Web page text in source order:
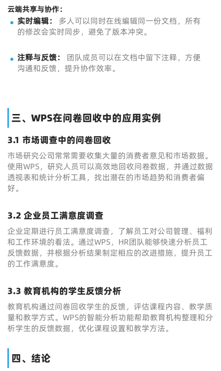
云端共享与协作：
实时编辑：
多人可以同时在线编辑同一份文档，所有
的修改会实时同步，避免了版本冲突。
注释与反馈：
团队成员可以在文档中留下注释，方便
沟通和反馈，提升协作效率。
三、WPS在问卷回收中的应用实例
3.1 市场调查中的问卷回收
市场研究公司常常需要收集大量的消费者意见和市场数据。
使用WPS，研究人员可以高效地回收问卷数据，并通过数据
透视表和统计分析工具，找出潜在的市场趋势和消费者偏
好。
3.2 企业员工满意度调查
企业定期进行员工满意度调查，了解员工对公司管理、福利
和工作环境的看法。通过WPS，HR团队能够快速分析员工
反馈数据，并根据分析结果制定相应的改进措施，提升员工
的工作满意度。
3.3 教育机构的学生反馈分析
教育机构通过问卷回收学生的反馈，评估课程内容、教学质
量和教学方式。WPS的智能分析功能帮助教育机构整理和分
析学生的反馈数据，优化课程设置和教学方法。
四、结论